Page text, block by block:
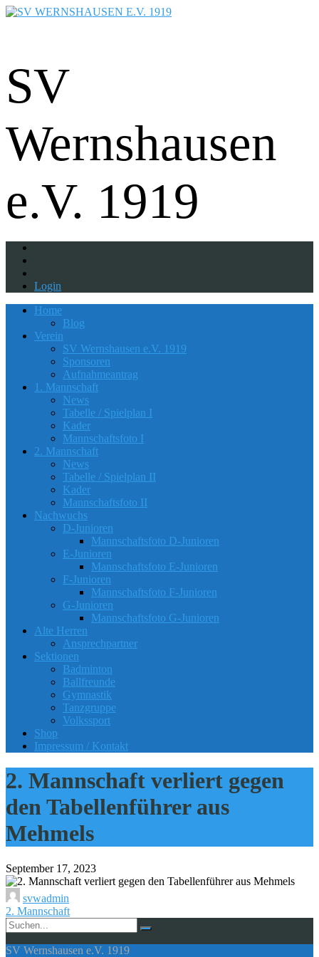
SV
Wernshausen
e.V. 1919
Login
Home
Blog
Verein
SV Wernshausen e.V. 1919
Sponsoren
Aufnahmeantrag
1. Mannschaft
News
Tabelle / Spielplan I
Kader
Mannschaftsfoto I
2. Mannschaft
News
Tabelle / Spielplan II
Kader
Mannschaftsfoto II
Nachwuchs
D-Junioren
Mannschaftsfoto D-Junioren
E-Junioren
Mannschaftsfoto E-Junioren
F-Junioren
Mannschaftsfoto F-Junioren
G-Junioren
Mannschaftsfoto G-Junioren
Alte Herren
Ansprechpartner
Sektionen
Badminton
Ballfreunde
Gymnastik
Tanzgruppe
Volkssport
Shop
Impressum / Kontakt
2. Mannschaft verliert gegen
den Tabellenführer aus
Mehmels
September 17, 2023
svwadmin
2. Mannschaft
SV Wernshausen e.V. 1919